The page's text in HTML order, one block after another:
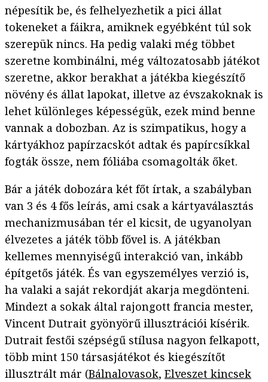
népesítik be, és felhelyezhetik a pici állat
tokeneket a fáikra, amiknek egyébként túl sok
szerepük nincs. Ha pedig valaki még többet
szeretne kombinálni, még változatosabb játékot
szeretne, akkor berakhat a játékba kiegészítő
növény és állat lapokat, illetve az évszakoknak is
lehet különleges képességük, ezek mind benne
vannak a dobozban. Az is szimpatikus, hogy a
kártyákhoz papírzacskót adtak és papírcsíkkal
fogták össze, nem fóliába csomagolták őket.
Bár a játék dobozára két főt írtak, a szabályban
van 3 és 4 fős leírás, ami csak a kártyaválasztás
mechanizmusában tér el kicsit, de ugyanolyan
élvezetes a játék több fővel is. A játékban
kellemes mennyiségű interakció van, inkább
építgetős játék. És van egyszemélyes verzió is,
ha valaki a saját rekordját akarja megdönteni.
Mindezt a sokak által rajongott francia mester,
Vincent Dutrait gyönyörű illusztrációi kísérik.
Dutrait festői szépségű stílusa nagyon felkapott,
több mint 150 társasjátékot és kiegészítőt
illusztrált már (Bálnalovasok, Elveszet kincsek